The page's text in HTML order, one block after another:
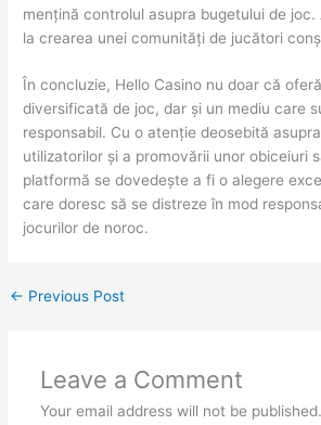
mențină controlul asupra bugetului de
la crearea unei comunități de jucători
În concluzie, Hello Casino nu doar că
diversificată de joc, dar și un mediu care
responsabil. Cu o atenție deosebită
utilizatorilor și a promovării unor obiceiuri
platformă se dovedește a fi o alegere
care doresc să se distreze în mod
jocurilor de noroc.
← Previous Post
Leave a Comment
Your email address will not be published.